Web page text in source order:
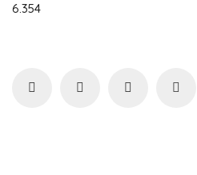
6.354